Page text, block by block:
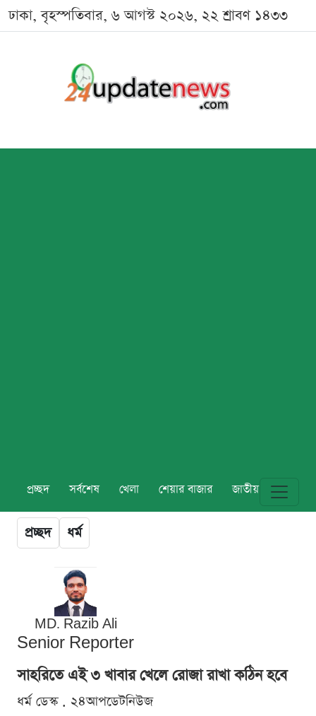
ঢাকা, বৃহস্পতিবার, ৬ আগস্ট ২০২৬, ২২ শ্রাবণ ১৪৩৩
প্রচ্ছদ সর্বশেষ খেলা শেয়ার বাজার জাতীয় বিশ্ব
প্রচ্ছদ ধর্ম
MD. Razib Ali
Senior Reporter
সাহরিতে এই ৩ খাবার খেলে রোজা রাখা কঠিন হবে
ধর্ম ডেস্ক . ২৪আপডেটনিউজ